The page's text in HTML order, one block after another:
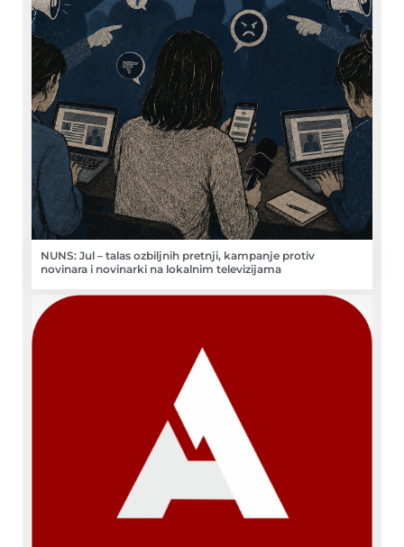
NUNS: Jul – talas ozbiljnih pretnji, kampanje protiv
novinara i novinarki na lokalnim televizijama